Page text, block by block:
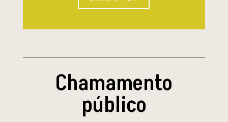
Chamamento
público